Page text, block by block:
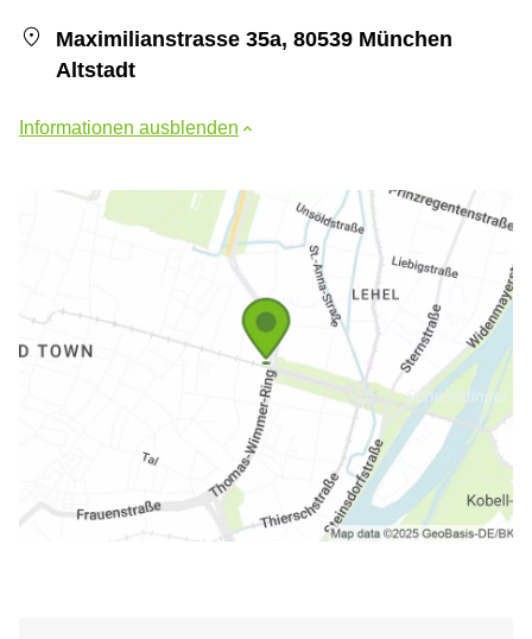
Maximilianstrasse 35a, 80539 München
Altstadt
Informationen ausblenden